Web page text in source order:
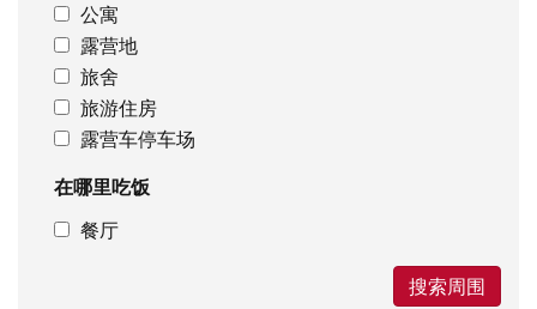
公寓
露营地
旅舍
旅游住房
露营车停车场
在哪里吃饭
餐厅
搜索周围